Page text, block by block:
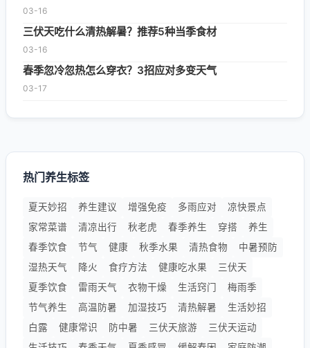
03-16
三伏天吃什么清热解暑？推荐5种当季食材
03-16
春季忽冷忽热怎么穿衣？3招应对多变天气
03-17
热门养生标签
夏天妙招 养生建议 增强免疫 多雨应对
凉快景点
家常菜谱
清凉出行 秋老虎 春季养生 穿搭
养生
春季饮食
节气 健康 秋季水果 清热食物
中暑预防
湿热天气
降火 食疗方法 健康吃水果
三伏天
夏季饮食
雷雨天气 衣物干燥 生活窍门
梅雨季
节气养生
高温防暑 加湿技巧 清热解暑
生活妙招
白露
健康常识 防中暑 三伏天旅游
三伏天运动